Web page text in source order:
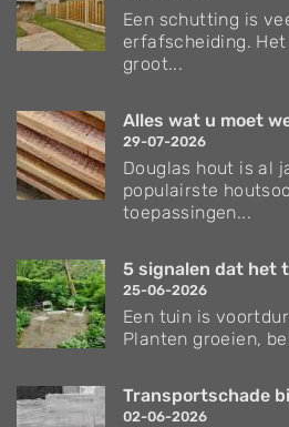
Een schutting is
erfafscheiding.
groot...
Alles wat u moet
29-07-2026
Douglas hout is al
populairste
toepassingen...
5 signalen dat het
25-06-2026
Een tuin is
Planten groeien,
Transportschade
02-06-2026